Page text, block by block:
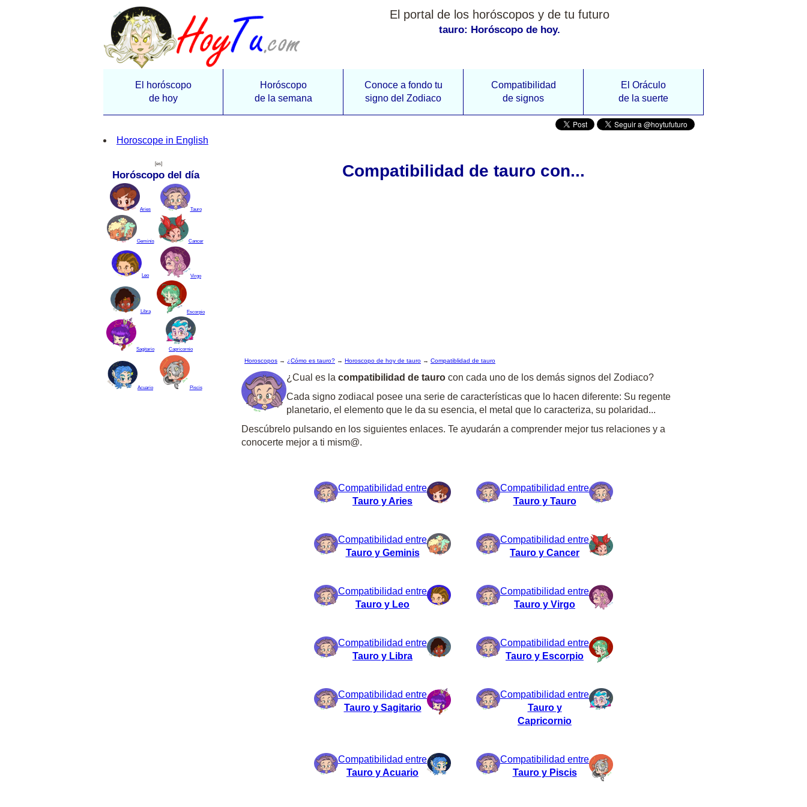
El portal de los horóscopos y de tu futuro
tauro: Horóscopo de hoy.
El horóscopo
de hoy
Horóscopo
de la semana
Conoce a fondo tu
signo del Zodiaco
Compatibilidad
de signos
El Oráculo
de la suerte
Horoscope in English
[es]
Horóscopo del día
Aries Tauro
Geminis Cancer
Leo Virgo
Libra Escorpio
Sagitario Capricornio
Acuario Piscis
Compatibilidad de tauro con...
Horoscopos → ¿Cómo es tauro? → Horoscopo de hoy de tauro → Compatiblidad de tauro
¿Cual es la compatibilidad de tauro con cada uno de los demás signos del Zodiaco?
Cada signo zodiacal posee una serie de características que lo hacen diferente: Su regente
planetario, el elemento que le da su esencia, el metal que lo caracteriza, su polaridad...
Descúbrelo pulsando en los siguientes enlaces. Te ayudarán a comprender mejor tus relaciones y a
conocerte mejor a ti mism@.
Compatibilidad entre
Tauro y Aries
Compatibilidad entre
Tauro y Tauro
Compatibilidad entre
Tauro y Geminis
Compatibilidad entre
Tauro y Cancer
Compatibilidad entre
Tauro y Leo
Compatibilidad entre
Tauro y Virgo
Compatibilidad entre
Tauro y Libra
Compatibilidad entre
Tauro y Escorpio
Compatibilidad entre
Tauro y Sagitario
Compatibilidad entre
Tauro y
Capricornio
Compatibilidad entre
Tauro y Acuario
Compatibilidad entre
Tauro y Piscis